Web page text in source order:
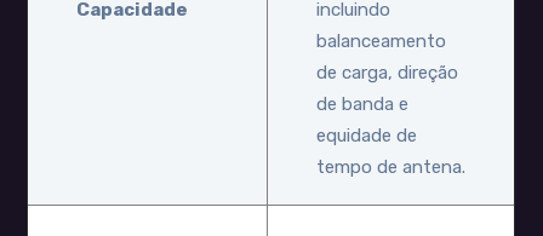
Capacidade
incluindo
balanceamento
de carga, direção
de banda e
equidade de
tempo de antena.